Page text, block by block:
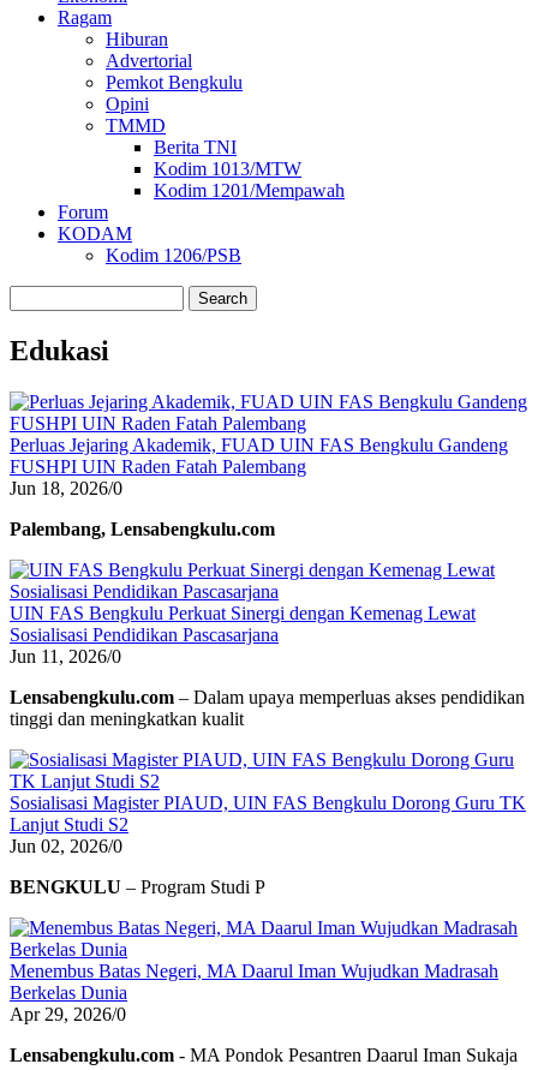
Ragam
Hiburan
Advertorial
Pemkot Bengkulu
Opini
TMMD
Berita TNI
Kodim 1013/MTW
Kodim 1201/Mempawah
Forum
KODAM
Kodim 1206/PSB
Edukasi
Perluas Jejaring Akademik, FUAD UIN FAS Bengkulu Gandeng
FUSHPI UIN Raden Fatah Palembang
Jun 18, 2026/0
Palembang, Lensabengkulu.com
UIN FAS Bengkulu Perkuat Sinergi dengan Kemenag Lewat
Sosialisasi Pendidikan Pascasarjana
Jun 11, 2026/0
Lensabengkulu.com – Dalam upaya memperluas akses pendidikan
tinggi dan meningkatkan kualit
Sosialisasi Magister PIAUD, UIN FAS Bengkulu Dorong Guru TK
Lanjut Studi S2
Jun 02, 2026/0
BENGKULU – Program Studi P
Menembus Batas Negeri, MA Daarul Iman Wujudkan Madrasah
Berkelas Dunia
Apr 29, 2026/0
Lensabengkulu.com - MA Pondok Pesantren Daarul Iman Sukaja